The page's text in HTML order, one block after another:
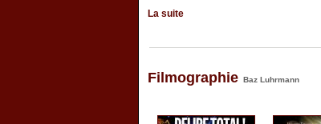
La suite
Filmographie Baz Luhrmann